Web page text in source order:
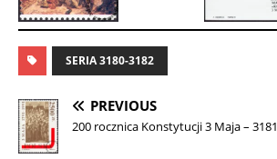
SERIA 3180-3182
PREVIOUS
200 rocznica Konstytucji 3 Maja – 3181